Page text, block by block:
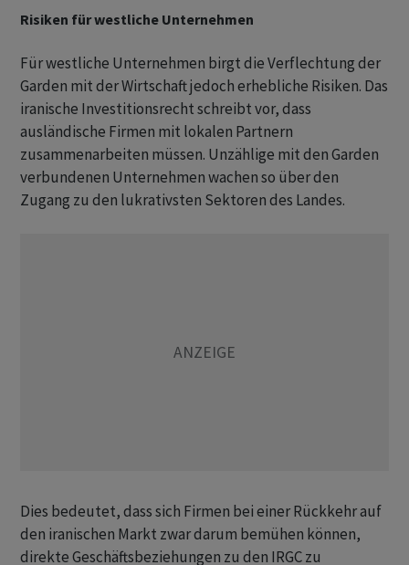
Risiken für westliche Unternehmen
Für westliche Unternehmen birgt die Verflechtung der
Garden mit der Wirtschaft jedoch erhebliche Risiken. Das
iranische Investitionsrecht ‌schreibt vor, dass
ausländische Firmen mit lokalen Partnern
zusammenarbeiten müssen. Unzählige mit den Garden
verbundenen Unternehmen wachen so über den
Zugang zu den lukrativsten Sektoren des Landes.
Dies bedeutet, dass sich ‌Firmen bei einer Rückkehr auf
den iranischen Markt zwar darum bemühen können,
direkte Geschäftsbeziehungen ​zu den IRGC zu